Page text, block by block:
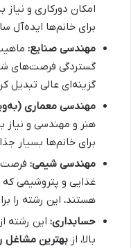
امکان دورکاری و نیاز
برای خانم‌ها ایده‌آل
مهندسی صنایع:
گستردگی فرصت‌های
گزینه‌ای عالی تبدیل
مهندسی معماری
هنر و مهندسی و نیاز
برای خانم‌ها بسیار
مهندسی شیمی:
غذایی و پتروشیمی
هستند، این رشته را
حسابداری: این رشته
بالا، از بهترین مشاغل